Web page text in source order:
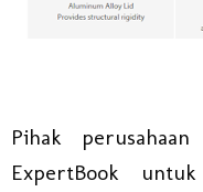
Pihak
ExpertBook